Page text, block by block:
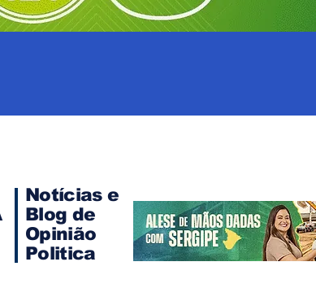
Notícias e
Blog de
Opinião
Politica